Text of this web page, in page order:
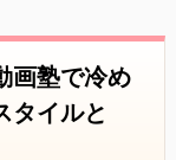
画塾で冷め
タイルと